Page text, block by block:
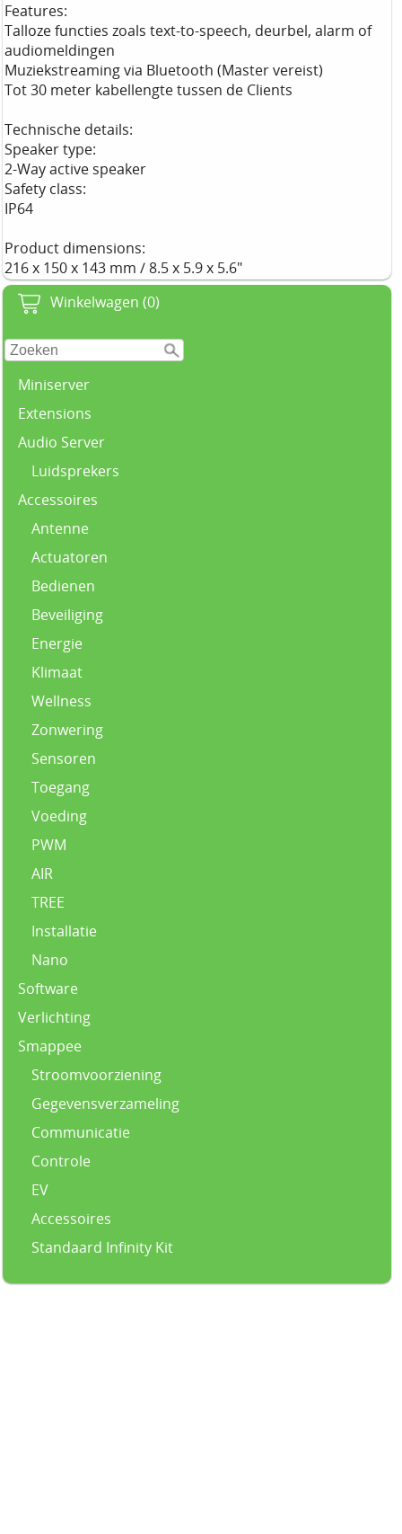
Winkelwagen (0)
Miniserver
Extensions
Audio Server
Luidsprekers
Accessoires
Antenne
Actuatoren
Bedienen
Beveiliging
Energie
Klimaat
Wellness
Zonwering
Sensoren
Toegang
Voeding
PWM
AIR
TREE
Installatie
Nano
Software
Verlichting
Smappee
Stroomvoorziening
Gegevensverzameling
Communicatie
Controle
EV
Accessoires
Standaard Infinity Kit
Features:
Talloze functies zoals text-to-speech, deurbel, alarm of
audiomeldingen
Muziekstreaming via Bluetooth (Master vereist)
Tot 30 meter kabellengte tussen de Clients
Technische details:
Speaker type:
2-Way active speaker
Safety class:
IP64
Product dimensions:
216 x 150 x 143 mm / 8.5 x 5.9 x 5.6"